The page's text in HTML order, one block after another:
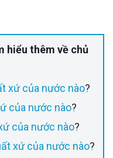
xứ của nước nào?
của nước nào?
của nước nào?
xứ của nước nào?